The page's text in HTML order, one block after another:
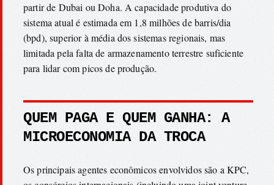
partir de Dubai ou Doha. A capacidade produtiva do
sistema atual é estimada em 1,8 milhões de barris/dia
(bpd), superior à média dos sistemas regionais, mas
limitada pela falta de armazenamento terrestre suficiente
para lidar com picos de produção.
QUEM PAGA E QUEM GANHA: A
MICROECONOMIA DA TROCA
Os principais agentes econômicos envolvidos são a KPC,